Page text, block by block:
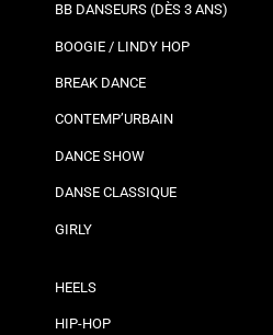
BB DANSEURS (DÈS 3 ANS)
BOOGIE / LINDY HOP
BREAK DANCE
CONTEMP’URBAIN
DANCE SHOW
DANSE CLASSIQUE
GIRLY
HEELS
HIP-HOP